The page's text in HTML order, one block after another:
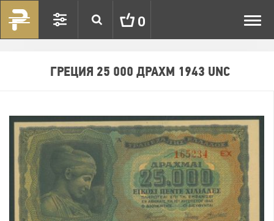
0
ГРЕЦИЯ 25 000 ДРАХМ 1943 UNC